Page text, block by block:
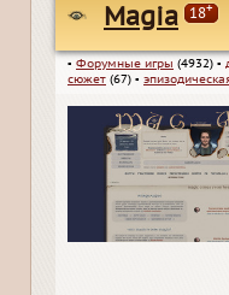
Magia 18+
▪ Форумные игры (4932) ▪
сюжет (67) ▪